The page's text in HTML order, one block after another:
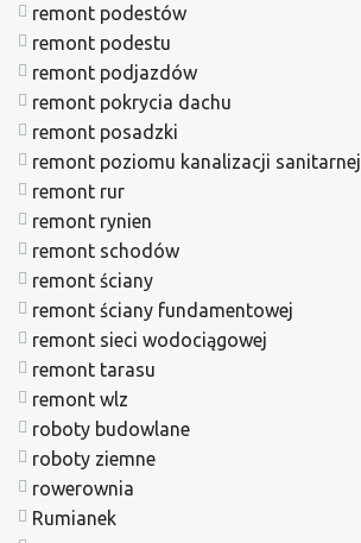
remont podestów
remont podestu
remont podjazdów
remont pokrycia dachu
remont posadzki
remont poziomu kanalizacji sanitarnej
remont rur
remont rynien
remont schodów
remont ściany
remont ściany fundamentowej
remont sieci wodociągowej
remont tarasu
remont wlz
roboty budowlane
roboty ziemne
rowerownia
Rumianek